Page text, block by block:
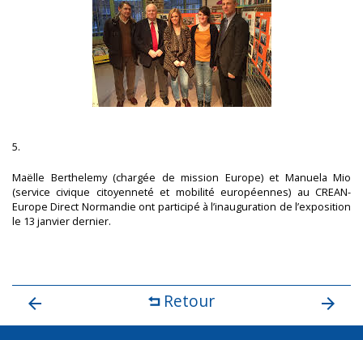
5.
Maëlle Berthelemy (chargée de mission Europe) et Manuela Mio
(service civique citoyenneté et mobilité européennes) au CREAN-
Europe Direct Normandie ont participé à l’inauguration de l’exposition
le 13 janvier dernier.
Retour